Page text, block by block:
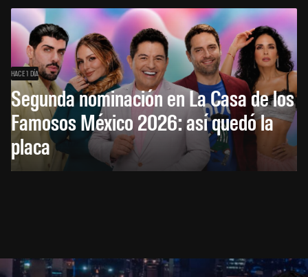
HACE 1 DÍA
Segunda nominación en La Casa de los
Famosos México 2026: así quedó la
placa